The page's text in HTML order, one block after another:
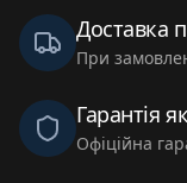
Доставка
При
Гарантія
Офіційна